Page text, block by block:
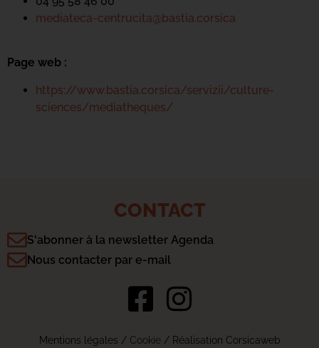
mediateca-centrucita@bastia.corsica
Page web :
https://www.bastia.corsica/servizii/culture-
sciences/mediatheques/
CONTACT
S'abonner à la newsletter Agenda
Nous contacter par e-mail
Mentions légales / Cookie/ Réalisation Corsicaweb